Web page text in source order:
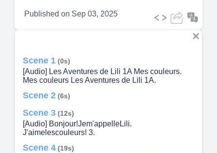
Published on Sep 03, 2025
Scene 1 (0s)
[Audio] Les Aventures de Lili 1A Mes couleurs.
Mes couleurs Les Aventures de Lili 1A.
Scene 2 (6s)
Scene 3 (12s)
[Audio] Bonjour!Jem'appelleLili.
J'aimelescouleurs! 3.
Scene 4 (19s)